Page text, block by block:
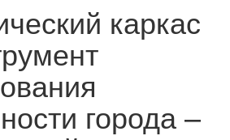
каркас
города –